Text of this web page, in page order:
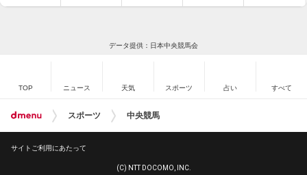
データ提供：日本中央競馬会
TOP ニュース 天気 スポーツ 占い すべて
スポーツ 中央競馬
サイトご利用にあたって
(C) NTT DOCOMO, INC.